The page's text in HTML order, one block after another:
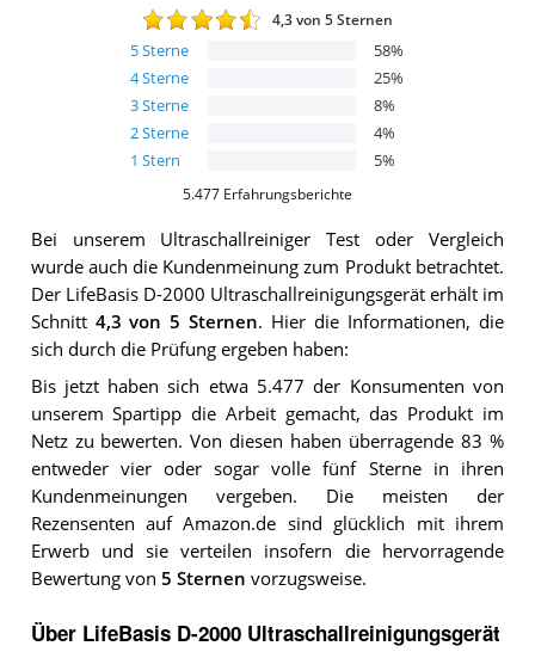
4,3von 5 Sternen
5Sterne 58%
4Sterne 25%
3Sterne 8%
2Sterne 4%
1 Stern 5%
5.477 Erfahrungsberichte
Bei unserem Ultraschallreiniger Test oder Vergleich
wurde auch die Kundenmeinung zum Produkt betrachtet.
Der LifeBasis D-2000 Ultraschallreinigungsgerät erhält im
Schnitt 4,3 von 5 Sternen. Hier die Informationen, die
sich durch die Prüfung ergeben haben:
Bis jetzt haben sich etwa 5.477 der Konsumenten von
unserem Spartipp die Arbeit gemacht, das Produkt im
Netz zu bewerten. Von diesen haben überragende 83 %
entweder vier oder sogar volle fünf Sterne in ihren
Kundenmeinungen vergeben. Die meisten der
Rezensenten auf Amazon.de sind glücklich mit ihrem
Erwerb und sie verteilen insofern die hervorragende
Bewertung von 5 Sternen vorzugsweise.
Über LifeBasis D-2000 Ultraschallreinigungsgerät